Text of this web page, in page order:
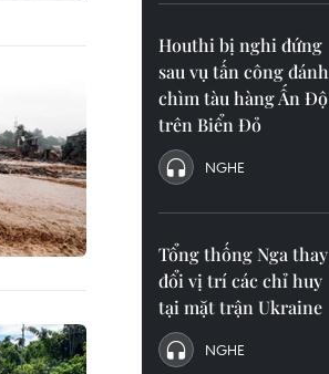
Houthi bị nghi đứng
sau vụ tấn công đánh
chìm tàu hàng Ấn Độ
trên Biển Đỏ
NGHE
Tổng thống Nga thay
đổi vị trí các chỉ huy
tại mặt trận Ukraine
NGHE